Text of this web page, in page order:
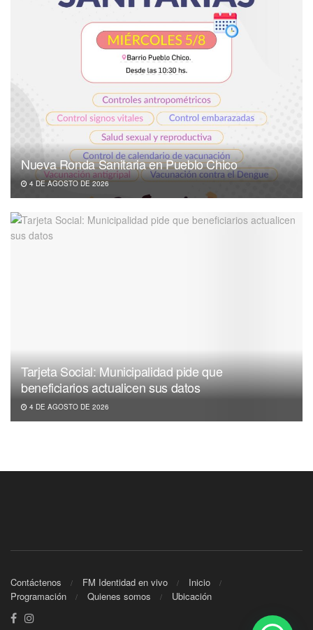
Nueva Ronda Sanitaria en Pueblo Chico
4 DE AGOSTO DE 2026
Tarjeta Social: Municipalidad pide que
beneficiarios actualicen sus datos
4 DE AGOSTO DE 2026
Contáctenos FM Identidad en vivo
Inicio
Programación
Quienes somos Ubicación